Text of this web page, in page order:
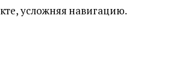
усложняя навигацию.